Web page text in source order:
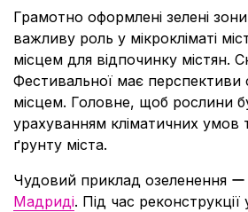
Грамотно оформлені зелені зони
важливу роль у мікрокліматі
місцем для відпочинку містян.
Фестивальної має перспективи
місцем. Головне, щоб рослини
урахуванням кліматичних умов
ґрунту міста.
Чудовий приклад озеленення ー
Мадриді. Під час реконструкції